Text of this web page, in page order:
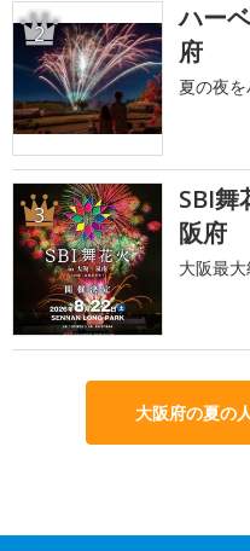
2
ハー
府
夏の夜
3
SBI舞
阪府
大阪最
大阪府の夏の